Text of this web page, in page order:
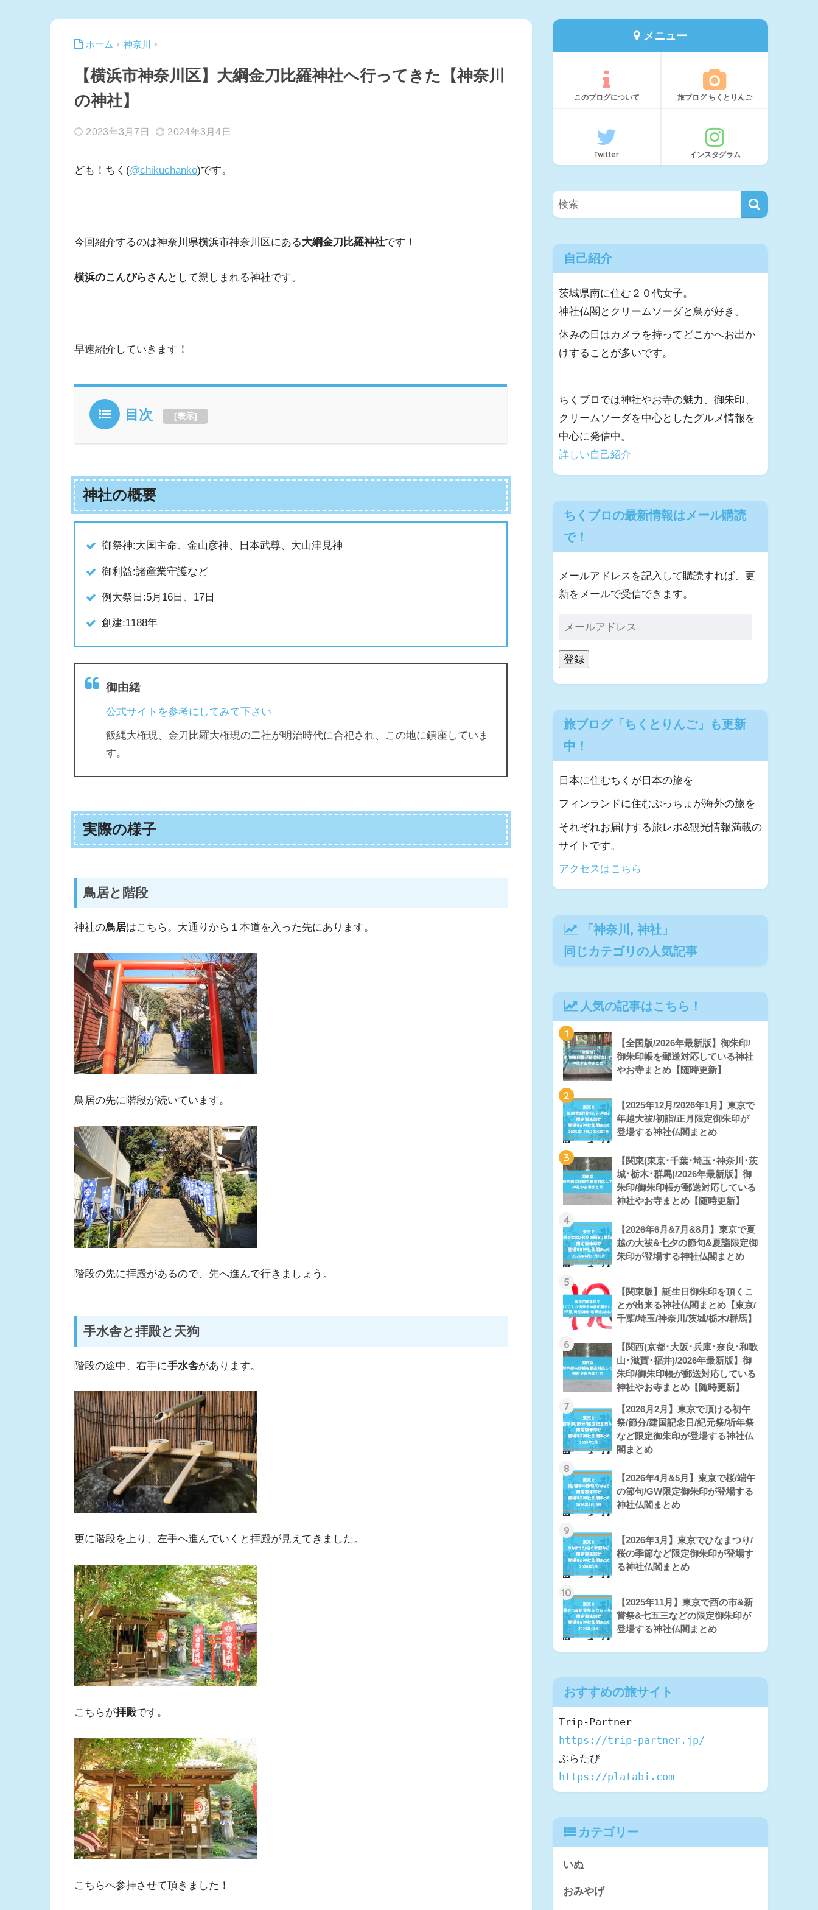
ホーム 神奈川
【横浜市神奈川区】大綱金刀比羅神社へ行ってきた【神奈川
の神社】
2023年3月7日 2024年3月4日
ども！ちく(@chikuchanko)です。
今回紹介するのは神奈川県横浜市神奈川区にある大綱金刀比羅神社です！
横浜のこんぴらさんとして親しまれる神社です。
早速紹介していきます！
目次 [表示]
神社の概要
御祭神:大国主命、金山彦神、日本武尊、大山津見神
御利益:諸産業守護など
例大祭日:5月16日、17日
創建:1188年
御由緒
公式サイトを参考にしてみて下さい
飯縄大権現、金刀比羅大権現の二社が明治時代に合祀され、この地に鎮座していま
す。
実際の様子
鳥居と階段
神社の鳥居はこちら。大通りから１本道を入った先にあります。
鳥居の先に階段が続いています。
階段の先に拝殿があるので、先へ進んで行きましょう。
手水舎と拝殿と天狗
階段の途中、右手に手水舎があります。
更に階段を上り、左手へ進んでいくと拝殿が見えてきました。
こちらが拝殿です。
こちらへ参拝させて頂きました！
メニュー
このブログについて 旅ブログ ちくとりんご
Twitter インスタグラム
自己紹介
茨城県南に住む２０代女子。
神社仏閣とクリームソーダと鳥が好き。
休みの日はカメラを持ってどこかへお出か
けすることが多いです。
ちくブロでは神社やお寺の魅力、御朱印、
クリームソーダを中心としたグルメ情報を
中心に発信中。
詳しい自己紹介
ちくブロの最新情報はメール購読
で！
メールアドレスを記入して購読すれば、更
新をメールで受信できます。
登録
旅ブログ「ちくとりんご」も更新
中！
日本に住むちくが日本の旅を
フィンランドに住むぷっちょが海外の旅を
それぞれお届けする旅レポ&観光情報満載の
サイトです。
アクセスはこちら
「神奈川 , 神社 」
同じカテゴリの人気記事
人気の記事はこちら！
1
【全国版/2026年最新版】御朱印/
御朱印帳を郵送対応している神社
やお寺まとめ【随時更新】
2
【2025年12月/2026年1月】東京で
年越大祓/初詣/正月限定御朱印が
登場する神社仏閣まとめ
3
【関東(東京･千葉･埼玉･神奈川･茨
城･栃木･群馬)/2026年最新版】御
朱印/御朱印帳が郵送対応している
神社やお寺まとめ【随時更新】
4
【2026年6月&7月&8月】東京で夏
越の大祓&七夕の節句&夏詣限定御
朱印が登場する神社仏閣まとめ
5
【関東版】誕生日御朱印を頂くこ
とが出来る神社仏閣まとめ【東京/
千葉/埼玉/神奈川/茨城/栃木/群馬】
6
【関西(京都･大阪･兵庫･奈良･和歌
山･滋賀･福井)/2026年最新版】御
朱印/御朱印帳が郵送対応している
神社やお寺まとめ【随時更新】
7
【2026月2月】東京で頂ける初午
祭/節分/建国記念日/紀元祭/祈年祭
など限定御朱印が登場する神社仏
閣まとめ
8
【2026年4月&5月】東京で桜/端午
の節句/GW限定御朱印が登場する
神社仏閣まとめ
9
【2026年3月】東京でひなまつり/
桜の季節など限定御朱印が登場す
る神社仏閣まとめ
10
【2025年11月】東京で酉の市&新
嘗祭&七五三などの限定御朱印が
登場する神社仏閣まとめ
おすすめの旅サイト
https://trip-partner.jp/
https://platabi.com
カテゴリー
いぬ
おみやげ